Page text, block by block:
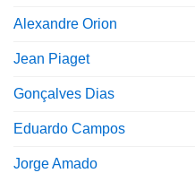
Alexandre Orion
Jean Piaget
Gonçalves Dias
Eduardo Campos
Jorge Amado